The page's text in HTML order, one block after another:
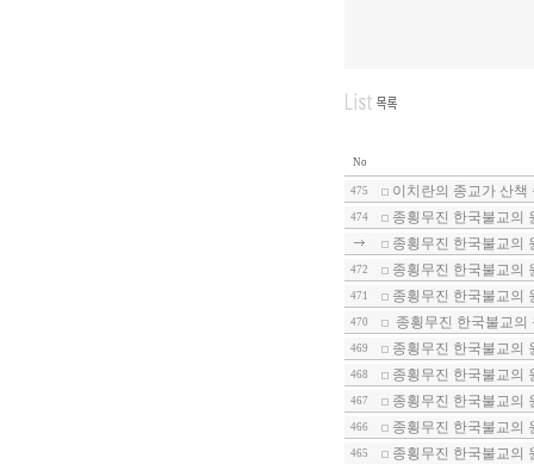
No
475 이치란의 종교가 산
474
종횡무진 한국불교의
종횡무진 한국불교의
472 종횡무진 한국불교의
471 종횡무진 한국불교의
470 종횡무진 한국불교
469 종횡무진 한국불교의
468 종횡무진 한국불교의
467 종횡무진 한국불교의
466 종횡무진 한국불교의
465 종횡무진 한국불교의